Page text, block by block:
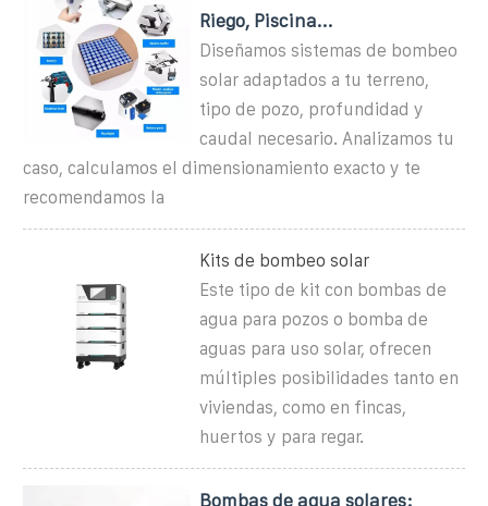
Riego, Piscina...
Diseñamos sistemas de bombeo
solar adaptados a tu terreno,
tipo de pozo, profundidad y
caudal necesario. Analizamos tu
caso, calculamos el dimensionamiento exacto y te
recomendamos la
Kits de bombeo solar
Este tipo de kit con bombas de
agua para pozos o bomba de
aguas para uso solar, ofrecen
múltiples posibilidades tanto en
viviendas, como en fincas,
huertos y para regar.
Bombas de agua solares: